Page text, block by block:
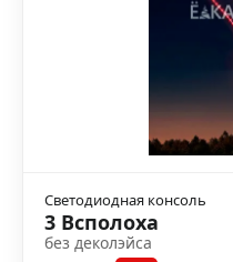
Светодиодная консоль
3 Всполоха
без деколэйса